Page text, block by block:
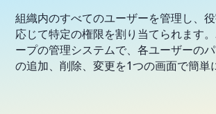
組織内のすべてのユーザーを管理し、
応じて特定の権限を割り当てられます
ープの管理システムで、各ユーザーの
の追加、削除、変更を1つの画面で簡単